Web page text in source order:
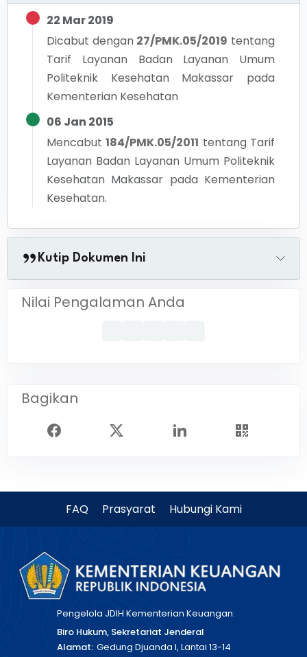
22 Mar 2019
Dicabut dengan 27/PMK.05/2019 tentang
Tarif Layanan Badan Layanan Umum
Politeknik Kesehatan Makassar pada
Kementerian Kesehatan
06 Jan 2015
Mencabut 184/PMK.05/2011 tentang Tarif
Layanan Badan Layanan Umum Politeknik
Kesehatan Makassar pada Kementerian
Kesehatan.
Kutip Dokumen Ini
Nilai Pengalaman Anda
Bagikan
FAQ Prasyarat Hubungi Kami
Pengelola JDIH Kementerian Keuangan:
Biro Hukum, Sekretariat Jenderal
Alamat: Gedung Djuanda I, Lantai 13-14